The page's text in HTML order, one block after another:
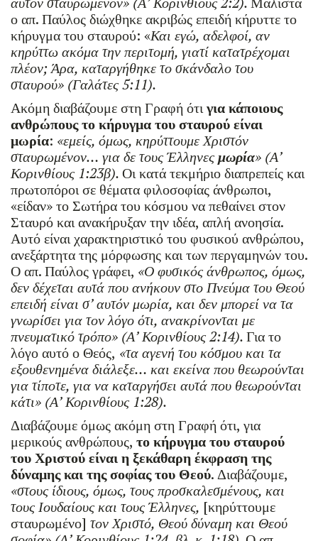
ο απ. Παύλος διώχθηκε ακριβώς επειδή κήρυττε το
κήρυγμα του σταυρού: «Και εγώ, αδελφοί, αν
κηρύττω ακόμα την περιτομή, γιατί κατατρέχομαι
πλέον; Άρα, καταργήθηκε το σκάνδαλο του
σταυρού» (Γαλάτες 5:11).
Ακόμη διαβάζουμε στη Γραφή ότιγια κάποιους
ανθρώπους το κήρυγμα του σταυρού είναι
μωρία: «εμείς, όμως, κηρύττουμε Χριστόν
σταυρωμένον… για δε τους Έλληνεςμωρία» (Α’
Κορινθίους 1:23β).Οι κατά τεκμήριο διαπρεπείς και
πρωτοπόροι σε θέματα φιλοσοφίας άνθρωποι,
«είδαν» το Σωτήρα του κόσμου να πεθαίνει στον
Σταυρό και ανακήρυξαν την ιδέα, απλή ανοησία.
Αυτό είναι χαρακτηριστικό του φυσικού ανθρώπου,
ανεξάρτητα της μόρφωσης και των περγαμηνών του.
Ο απ. Παύλος γράφει, «Ο φυσικός άνθρωπος, όμως,
δεν δέχεται αυτά που ανήκουν στο Πνεύμα του Θεού
επειδή είναι σ’ αυτόν μωρία, και δεν μπορεί να τα
γνωρίσει για τον λόγο ότι, ανακρίνονται με
πνευματικό τρόπο» (Α’ Κορινθίους 2:14).Για το
λόγο αυτό ο Θεός, «τα αγενή του κόσμου και τα
εξουθενημένα διάλεξε… και εκείνα που θεωρούνται
για τίποτε, για να καταργήσει αυτά που θεωρούνται
κάτι» (Α’ Κορινθίους 1:28).
Διαβάζουμε όμως ακόμη στη Γραφή ότι, για
μερικούς ανθρώπους, το κήρυγμα του σταυρού
του Χριστού είναι η ξεκάθαρη έκφραση της
δύναμης και της σοφίας του Θεού. Διαβάζουμε,
«στους ίδιους, όμως, τους προσκαλεσμένους, και
τους Ιουδαίους και τους Έλληνες, [κηρύττουμε
σταυρωμένο] τον Χριστό, Θεού δύναμη και Θεού